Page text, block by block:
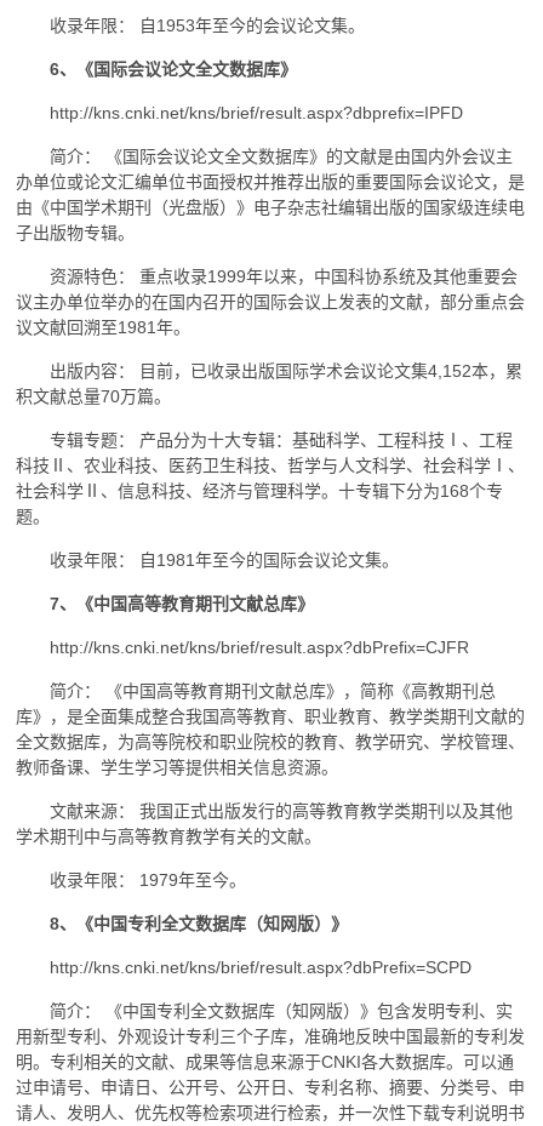
收录年限： 自1953年至今的会议论文集。
6、《国际会议论文全文数据库》
http://kns.cnki.net/kns/brief/result.aspx?dbprefix=IPFD
简介： 《国际会议论文全文数据库》的文献是由国内外会议主
办单位或论文汇编单位书面授权并推荐出版的重要国际会议论文，是
由《中国学术期刊（光盘版）》电子杂志社编辑出版的国家级连续电
子出版物专辑。
资源特色： 重点收录1999年以来，中国科协系统及其他重要会
议主办单位举办的在国内召开的国际会议上发表的文献，部分重点会
议文献回溯至1981年。
出版内容： 目前，已收录出版国际学术会议论文集4,152本，累
积文献总量70万篇。
专辑专题： 产品分为十大专辑：基础科学、工程科技Ⅰ、工程
科技Ⅱ、农业科技、医药卫生科技、哲学与人文科学、社会科学Ⅰ、
社会科学Ⅱ、信息科技、经济与管理科学。十专辑下分为168个专
题。
收录年限： 自1981年至今的国际会议论文集。
7、《中国高等教育期刊文献总库》
http://kns.cnki.net/kns/brief/result.aspx?dbPrefix=CJFR
简介： 《中国高等教育期刊文献总库》，简称《高教期刊总
库》，是全面集成整合我国高等教育、职业教育、教学类期刊文献的
全文数据库，为高等院校和职业院校的教育、教学研究、学校管理、
教师备课、学生学习等提供相关信息资源。
文献来源： 我国正式出版发行的高等教育教学类期刊以及其他
学术期刊中与高等教育教学有关的文献。
收录年限： 1979年至今。
8、《中国专利全文数据库（知网版）》
http://kns.cnki.net/kns/brief/result.aspx?dbPrefix=SCPD
简介： 《中国专利全文数据库（知网版）》包含发明专利、实
用新型专利、外观设计专利三个子库，准确地反映中国最新的专利发
明。专利相关的文献、成果等信息来源于CNKI各大数据库。可以通
过申请号、申请日、公开号、公开日、专利名称、摘要、分类号、申
请人、发明人、优先权等检索项进行检索，并一次性下载专利说明书